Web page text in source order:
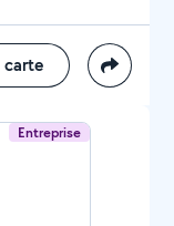
carte
Entreprise